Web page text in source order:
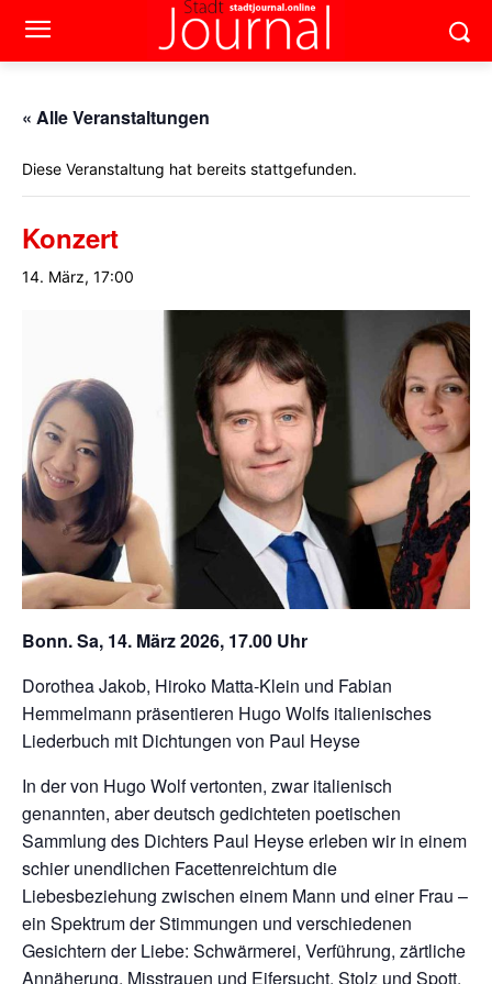
« Alle Veranstaltungen
Diese Veranstaltung hat bereits stattgefunden.
Konzert
14. März, 17:00
Bonn. Sa, 14. März 2026, 17.00 Uhr
Dorothea Jakob, Hiroko Matta-Klein und Fabian
Hemmelmann präsentieren Hugo Wolfs italienisches
Liederbuch mit Dichtungen von Paul Heyse
In der von Hugo Wolf vertonten, zwar italienisch
genannten, aber deutsch gedichteten poetischen
Sammlung des Dichters Paul Heyse erleben wir in einem
schier unendlichen Facettenreichtum die
Liebesbeziehung zwischen einem Mann und einer Frau –
ein Spektrum der Stimmungen und verschiedenen
Gesichtern der Liebe: Schwärmerei, Verführung, zärtliche
Annäherung, Misstrauen und Eifersucht, Stolz und Spott,